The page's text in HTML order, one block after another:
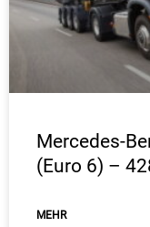
Mercedes-
(Euro 6) –
ΜEHR